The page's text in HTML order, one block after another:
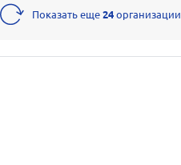
Показать еще24организации